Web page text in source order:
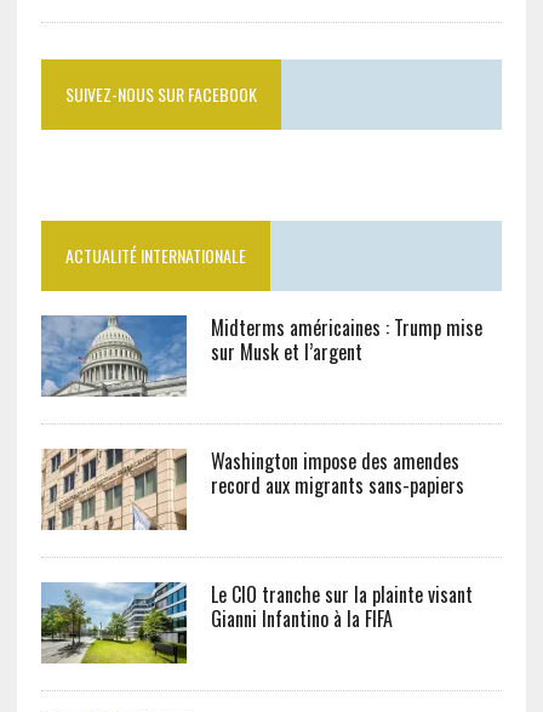
SUIVEZ-NOUS SUR FACEBOOK
ACTUALITÉ INTERNATIONALE
Midterms américaines : Trump mise
sur Musk et l’argent
Washington impose des amendes
record aux migrants sans-papiers
Le CIO tranche sur la plainte visant
Gianni Infantino à la FIFA